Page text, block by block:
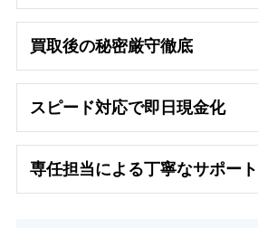
買取後の秘密厳守徹底
スピード対応で即日 現金化
専任担当による丁寧なサポート